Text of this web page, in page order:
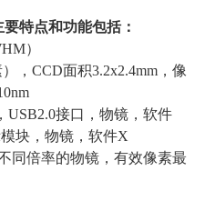
要特点和功能包括：
）
， CCD面积3.2x2.4mm，像
USB2.0接口，物镜，软件
块，物镜，软件X
同倍率的物镜，有效像素最